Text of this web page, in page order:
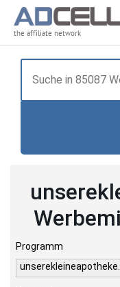
the affiliate network
Programm